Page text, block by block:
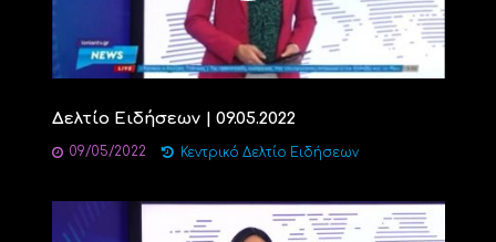
Δελτίο Ειδήσεων | 09.05.2022
09/05/2022 Κεντρικό Δελτίο Ειδήσεων